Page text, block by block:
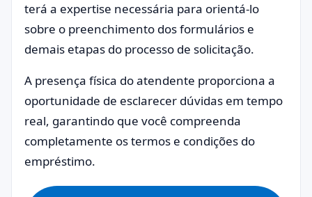
terá a expertise necessária para orientá-lo
sobre o preenchimento dos formulários e
demais etapas do processo de solicitação.
A presença física do atendente proporciona a
oportunidade de esclarecer dúvidas em tempo
real, garantindo que você compreenda
completamente os termos e condições do
empréstimo.